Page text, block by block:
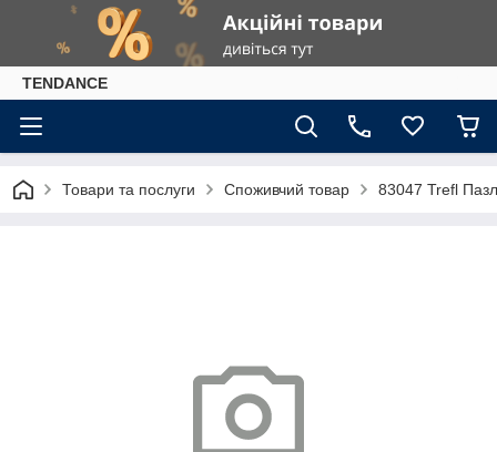
TENDANCE
Товари та послуги Споживчий товар 83047 Trefl